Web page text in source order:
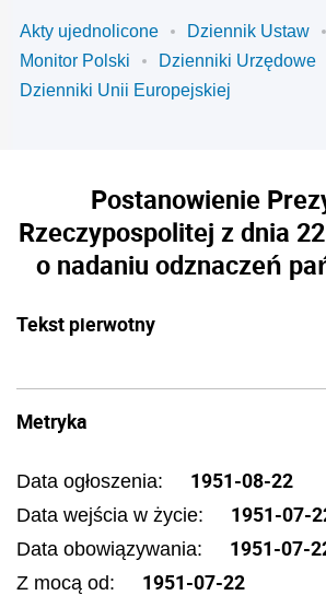
Akty ujednolicone
Dziennik Ustaw
Monitor Polski
Dzienniki Urzędowe
Dzienniki Unii Europejskiej
Postanowienie
Rzeczypospolitej z dnia
o nadaniu odznaczeń
Tekst pierwotny
Metryka
Data ogłoszenia: 1951-08-22
Data wejścia w życie: 1951-07-
Data obowiązywania: 1951-07-
Z mocą od: 1951-07-22